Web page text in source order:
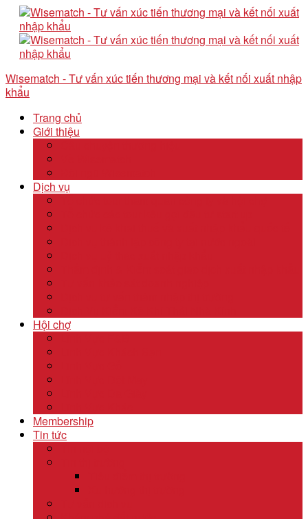
Wisematch - Tư vấn xúc tiến thương mại và kết nối xuất nhập
khẩu
Trang chủ
Giới thiệu
Dịch vụ
Hội chợ
Membership
Tin tức